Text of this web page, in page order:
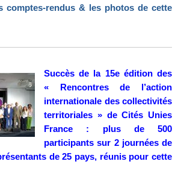
comptes-rendus & les photos de cette
Succès de la 15e édition des
« Rencontres de l’action
internationale des collectivités
territoriales » de Cités Unies
France : plus de 500
participants sur 2 journées de
de 25 pays, réunis pour cette